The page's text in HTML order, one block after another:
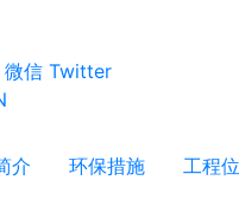
微信 Twitter
介 环保措施 工程